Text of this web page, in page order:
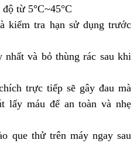
từ 5°C~45°C
kiểm tra hạn sử dụng trước
và bỏ thùng rác sau khi
trực tiếp sẽ gây đau mà
lấy máu để an toàn và nhẹ
que thử trên máy ngay sau